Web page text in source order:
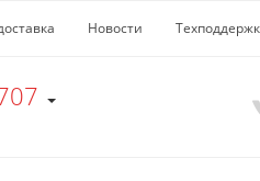
Новости